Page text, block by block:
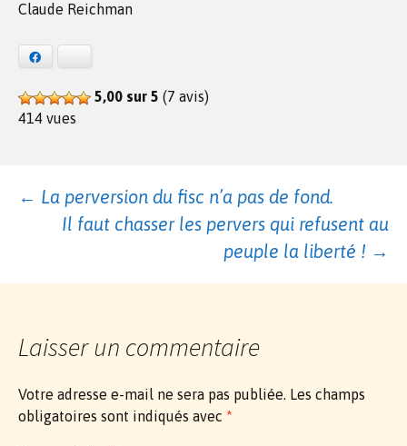
Claude Reichman
5,00 sur 5 (7 avis)
414 vues
Navigation
← La perversion du fisc n’a pas de fond.
Il faut chasser les pervers qui refusent au
peuple la liberté ! →
Laisser un commentaire
Votre adresse e-mail ne sera pas publiée. Les champs
obligatoires sont indiqués avec *